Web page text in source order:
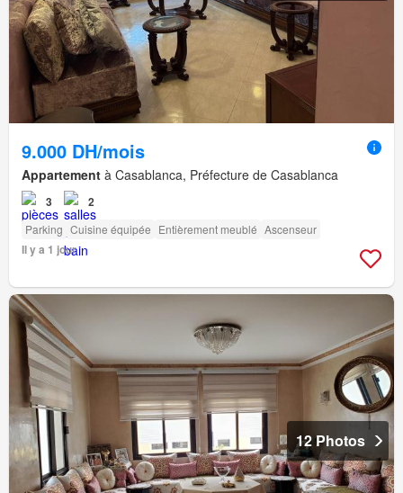
9.000 DH/mois
Appartement à Casablanca, Préfecture de Casablanca
3 2
Parking Cuisine équipée Entièrement meublé Ascenseur
Il y a 1 jour
12 Photos